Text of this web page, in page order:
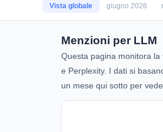
Vista globale giugno 2026
Menzioni per LLM
Questa pagina monitora
e Perplexity. I dati si
un mese qui sotto per